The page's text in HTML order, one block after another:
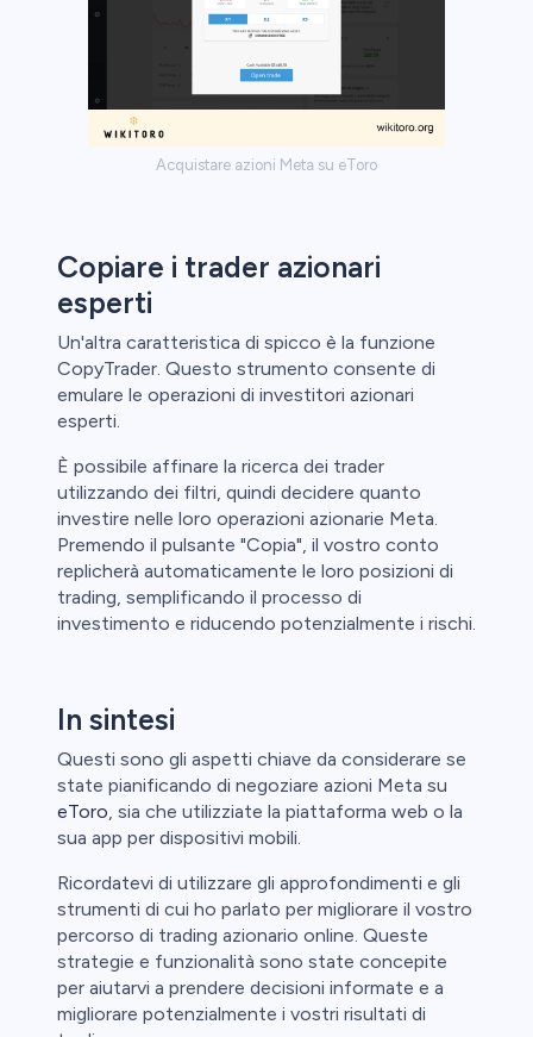
Acquistare azioni Meta su eToro
Copiare i trader azionari
esperti
Un'altra caratteristica di spicco è la funzione
CopyTrader. Questo strumento consente di
emulare le operazioni di investitori azionari
esperti.
È possibile affinare la ricerca dei trader
utilizzando dei filtri, quindi decidere quanto
investire nelle loro operazioni azionarie Meta.
Premendo il pulsante "Copia", il vostro conto
replicherà automaticamente le loro posizioni di
trading, semplificando il processo di
investimento e riducendo potenzialmente i rischi.
In sintesi
Questi sono gli aspetti chiave da considerare se
state pianificando di negoziare azioni Meta su
eToro, sia che utilizziate la piattaforma web o la
sua app per dispositivi mobili.
Ricordatevi di utilizzare gli approfondimenti e gli
strumenti di cui ho parlato per migliorare il vostro
percorso di trading azionario online. Queste
strategie e funzionalità sono state concepite
per aiutarvi a prendere decisioni informate e a
migliorare potenzialmente i vostri risultati di